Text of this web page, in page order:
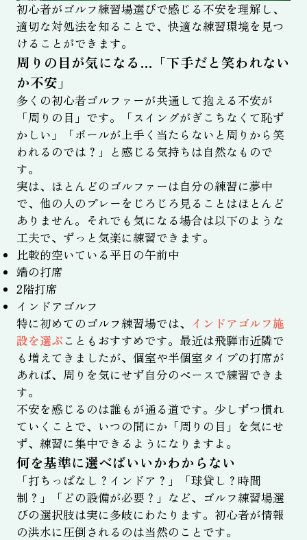
初心者がゴルフ練習場選びで感じる不安を理解し、
適切な対処法を知ることで、快適な練習環境を見つ
けることができます。
周りの目が気になる…「下手だと笑われない
か不安」
多くの初心者ゴルファーが共通して抱える不安が
「周りの目」です。「スイングがぎこちなくて恥ず
かしい」「ボールが上手く当たらないと周りから笑
われるのでは？」と感じる気持ちは自然なもので
す。
実は、ほとんどのゴルファーは自分の練習に夢中
で、他の人のプレーをじろじろ見ることはほとんど
ありません。それでも気になる場合は以下のような
工夫で、ずっと気楽に練習できます。
比較的空いている平日の午前中
端の打席
2階打席
インドアゴルフ
特に初めてのゴルフ練習場では、 インドアゴルフ施
設を選ぶこともおすすめです。最近は飛騨市近隣で
も増えてきましたが、個室や半個室タイプの打席が
あれば、周りを気にせず自分のペースで練習できま
す。
不安を感じるのは誰もが通る道です。少しずつ慣れ
ていくことで、いつの間にか「周りの目」を気にせ
ず、練習に集中できるようになりますよ。
何を基準に選べばいいかわからない
「打ちっぱなし？インドア？」「球貸し？時間
制？」「どの設備が必要？」など、ゴルフ練習場選
びの選択肢は実に多岐にわたります。初心者が情報
の洪水に圧倒されるのは当然のことです。